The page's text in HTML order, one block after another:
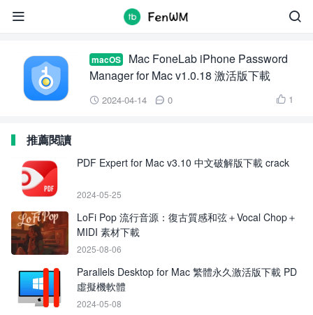

 Mac FoneLab iPhone Password Manager
macOS
Mac FoneLab iPhone Password
Manager for Mac v1.0.18 激活版下載
 2024-04-14  0  1
推薦閱讀
PDF Expert for Mac v3.10 中文破解版下載 crack
2024-05-25
LoFi Pop 流行音源：復古質感和弦＋Vocal Chop＋
MIDI 素材下載
2025-08-06
Parallels Desktop for Mac 繁體永久激活版下載 PD
虛擬機軟體
2024-05-08